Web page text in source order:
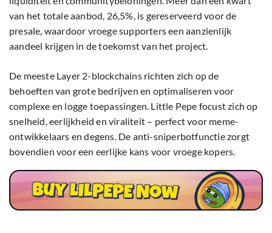
van het totale aanbod, 26,5%, is gereserveerd voor de
presale, waardoor vroege supporters een aanzienlijk
aandeel krijgen in de toekomst van het project.
De meeste Layer 2-blockchains richten zich op de
behoeften van grote bedrijven en optimaliseren voor
complexe en logge toepassingen. Little Pepe focust zich op
snelheid, eerlijkheid en viraliteit – perfect voor meme-
ontwikkelaars en degens. De anti-sniperbotfunctie zorgt
bovendien voor een eerlijke kans voor vroege kopers.